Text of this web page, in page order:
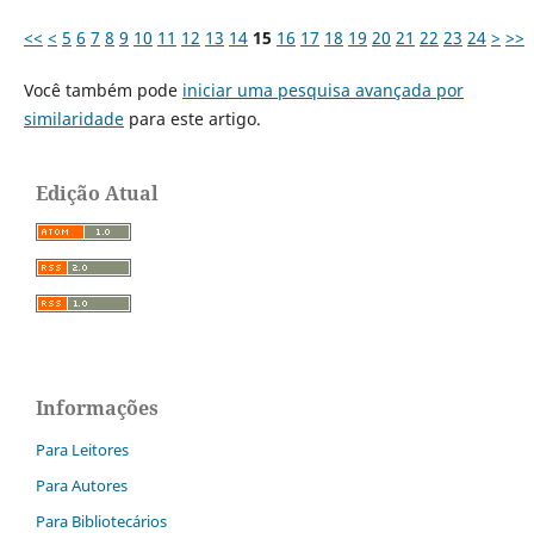
<< < 5 6 7 8 9 10 11 12 13 14 15 16 17 18 19 20 21 22 23 24 > >>
Você também pode iniciar uma pesquisa avançada por
similaridadepara este artigo.
Edição Atual
Informações
Para Leitores
Para Autores
Para Bibliotecários